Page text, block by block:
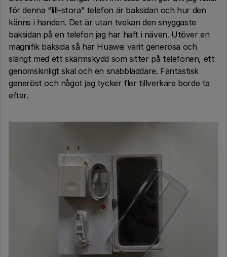
för denna “lill-stora” telefon är baksidan och hur den
känns i handen. Det är utan tvekan den snyggaste
baksidan på en telefon jag har haft i näven. Utöver en
magnifik baksida så har Huawei varit generösa och
slängt med ett skärmskydd som sitter på telefonen, ett
genomskinligt skal och en snabbladdare. Fantastisk
generöst och något jag tycker fler tillverkare borde ta
efter.